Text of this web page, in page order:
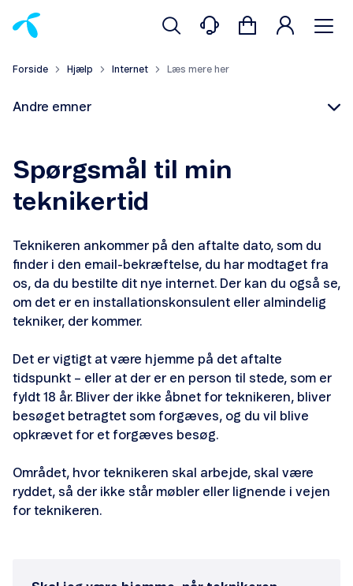
Forside Hjælp Internet Læs mere her
Andre emner
Mit internet virker ikke
Mit internet er ustabilt
Mit internet er langsomt
Spørgsmål til min
teknikertid
Teknikeren ankommer på den aftalte dato, som du
finder i den email-bekræftelse, du har modtaget fra
os, da du bestilte dit nye internet. Der kan du også se,
om det er en installationskonsulent eller almindelig
tekniker, der kommer.
Det er vigtigt at være hjemme på det aftalte
tidspunkt – eller at der er en person til stede, som er
fyldt 18 år. Bliver der ikke åbnet for teknikeren, bliver
besøget betragtet som forgæves, og du vil blive
opkrævet for et forgæves besøg.
Området, hvor teknikeren skal arbejde, skal være
ryddet, så der ikke står møbler eller lignende i vejen
for teknikeren.